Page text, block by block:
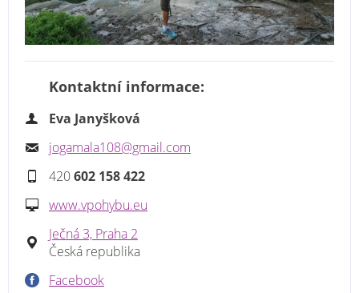
Kontaktní informace:
Eva Janyšková
jogamala108@gmail.com
420602 158 422
www.vpohybu.eu
Ječná 3, Praha 2
Česká republika
Facebook